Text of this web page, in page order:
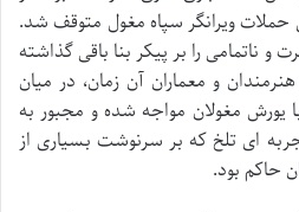
حملات ویرانگر سپاه مغول متوقف شد.
و ناتمامی را بر پیکر بنا باقی گذاشته
و معماران آن زمان، در میان
یورش مغولان مواجه شده و مجبور به
ای تلخ که بر سرنوشت بسیاری از
حاکم بود.